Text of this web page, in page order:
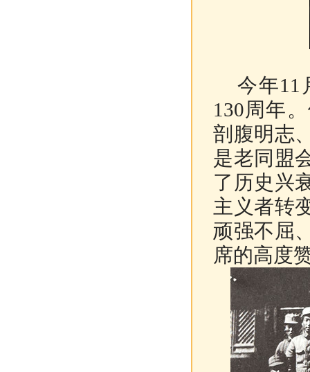
今年11
130周年
剖腹明志
是老同盟
了历史兴
主义者转
顽强不屈
席的高度